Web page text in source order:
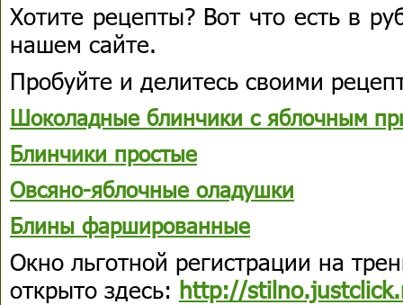
Хотите рецепты? Вот что есть в
нашем сайте.
Пробуйте и делитесь своими
Шоколадные блинчики с яблочным
Блинчики простые
Овсяно-яблочные оладушки
Блины фаршированные
Окно льготной регистрации на
открыто здесь: http://